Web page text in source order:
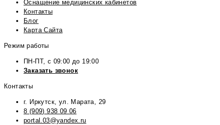
Оснащение медицинских кабинетов
Контакты
Блог
Карта Сайта
Режим работы
ПН-ПТ, с 09:00 до 19:00
Заказать звонок
Контакты
г. Иркутск, ул. Марата, 29
8 (909) 938 09 06
portal.03@yandex.ru